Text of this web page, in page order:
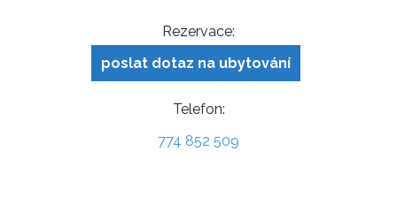
Rezervace:
poslat dotaz na ubytování
Telefon:
774 852 509